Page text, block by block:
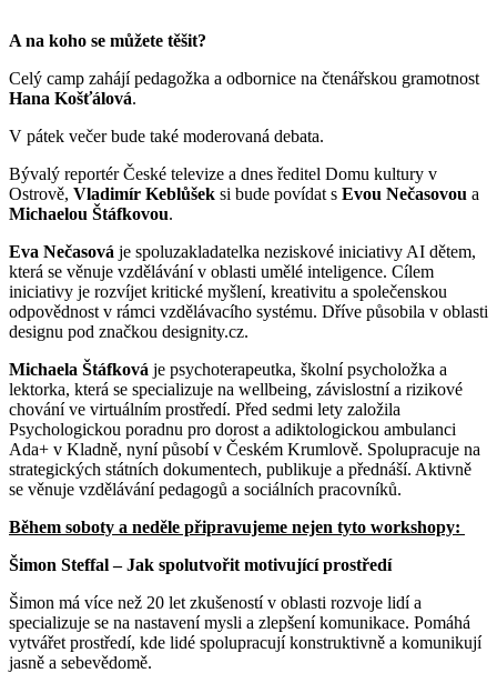
A na koho se můžete těšit?
Celý camp zahájí pedagožka a odbornice na čtenářskou gramotnost
Hana Košťálová.
V pátek večer bude také moderovaná debata.
Bývalý reportér České televize a dnes ředitel Domu kultury v
Ostrově, Vladimír Keblůšek si bude povídat s Evou Nečasovou a
Michaelou Štáfkovou.
Eva Nečasová je spoluzakladatelka neziskové iniciativy AI dětem,
která se věnuje vzdělávání v oblasti umělé inteligence. Cílem
iniciativy je rozvíjet kritické myšlení, kreativitu a společenskou
odpovědnost v rámci vzdělávacího systému. Dříve působila v oblasti
designu pod značkou designity.cz.
Michaela Štáfková je psychoterapeutka, školní psycholožka a
lektorka, která se specializuje na wellbeing, závislostní a rizikové
chování ve virtuálním prostředí. Před sedmi lety založila
Psychologickou poradnu pro dorost a adiktologickou ambulanci
Ada+ v Kladně, nyní působí v Českém Krumlově. Spolupracuje na
strategických státních dokumentech, publikuje a přednáší. Aktivně
se věnuje vzdělávání pedagogů a sociálních pracovníků.
Během soboty a neděle připravujeme nejen tyto workshopy:
Šimon Steffal – Jak spolutvořit motivující prostředí
Šimon má více než 20 let zkušeností v oblasti rozvoje lidí a
specializuje se na nastavení mysli a zlepšení komunikace. Pomáhá
vytvářet prostředí, kde lidé spolupracují konstruktivně a komunikují
jasně a sebevědomě.